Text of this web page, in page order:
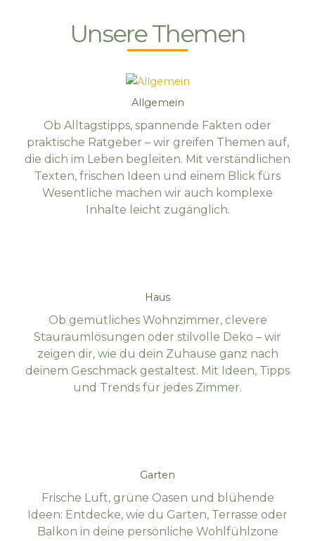
Unsere Themen
Allgemein
Ob Alltagstipps, spannende Fakten oder
praktische Ratgeber – wir greifen Themen auf,
die dich im Leben begleiten. Mit verständlichen
Texten, frischen Ideen und einem Blick fürs
Wesentliche machen wir auch komplexe
Inhalte leicht zugänglich.
Haus
Ob gemütliches Wohnzimmer, clevere
Stauraumlösungen oder stilvolle Deko – wir
zeigen dir, wie du dein Zuhause ganz nach
deinem Geschmack gestaltest. Mit Ideen, Tipps
und Trends für jedes Zimmer.
Garten
Frische Luft, grüne Oasen und blühende
Ideen: Entdecke, wie du Garten, Terrasse oder
Balkon in deine persönliche Wohlfühlzone